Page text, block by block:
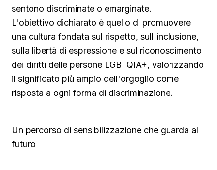
sentono discriminate o emarginate.
L'obiettivo dichiarato è quello di promuovere
una cultura fondata sul rispetto, sull'inclusione,
sulla libertà di espressione e sul riconoscimento
dei diritti delle persone LGBTQIA+, valorizzando
il significato più ampio dell'orgoglio come
risposta a ogni forma di discriminazione.
Un percorso di sensibilizzazione che guarda al
futuro